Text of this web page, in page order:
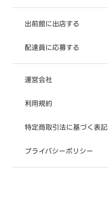
出前館に出店する
配達員に応募する
運営会社
利用規約
特定商取引法に基づく表記
プライバシーポリシー